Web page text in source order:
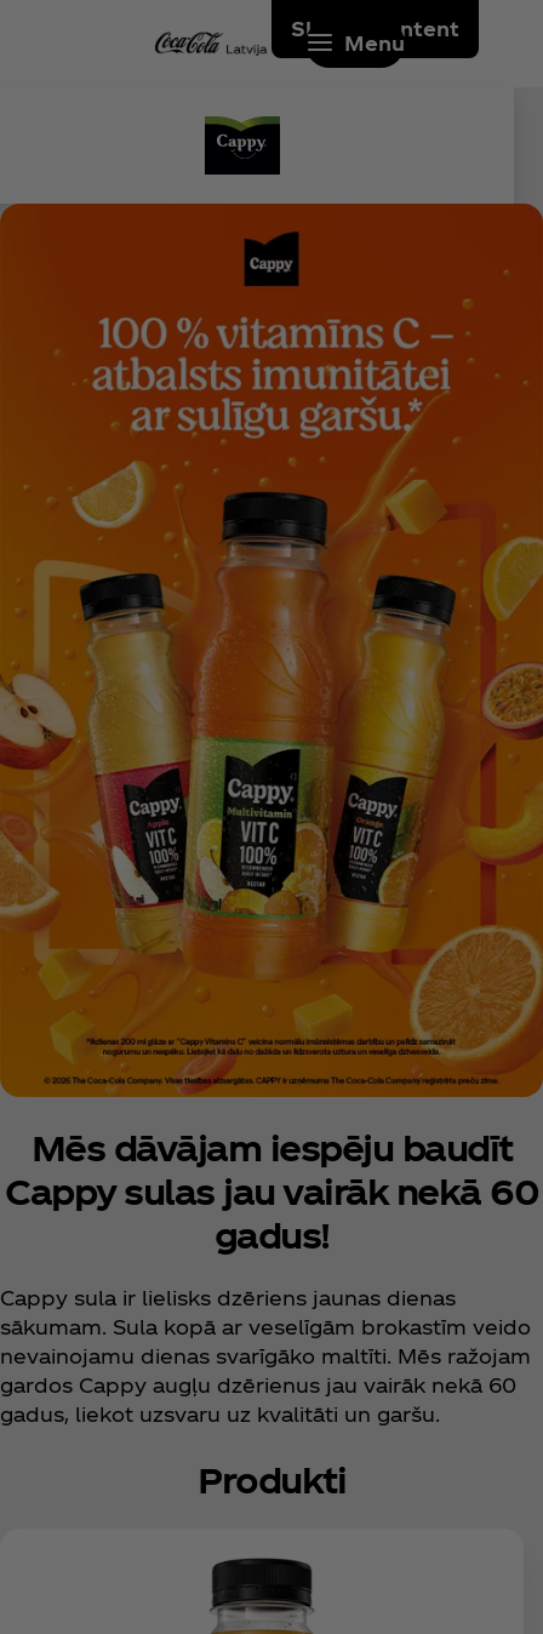
Skip to content
Menu
Mēs dāvājam iespēju baudīt
Cappy sulas jau vairāk nekā 60
gadus!
Cappy sula ir lielisks dzēriens jaunas dienas
sākumam. Sula kopā ar veselīgām brokastīm veido
nevainojamu dienas svarīgāko maltīti. Mēs ražojam
gardos Cappy augļu dzērienus jau vairāk nekā 60
gadus, liekot uzsvaru uz kvalitāti un garšu.
Produkti